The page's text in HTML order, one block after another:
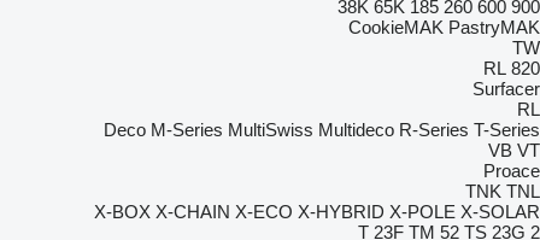
38K 65K 185 260 600 900
CookieMAK PastryMAK
TW
820
RL
Surfacer
RL
Deco M-Series MultiSwiss Multideco R-Series T-Series
VB VT
Proace
TNK TNL
X-BOX X-CHAIN X-ECO X-HYBRID X-POLE X-SOLAR
T 23F TM 52 TS 23G 2